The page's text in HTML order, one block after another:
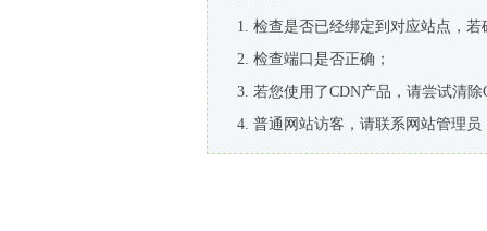
检查是否已经绑定到对应站点，
检查端口是否正确；
若您使用了CDN产品，请尝试清除
普通网站访客，请联系网站管理员